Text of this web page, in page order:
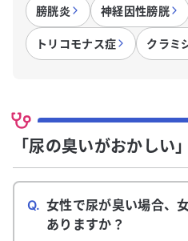
膀胱炎 神経因性膀胱
トリコモナス症 クラミ
「尿の臭いがおかしい
Q. 女性で尿が臭い場合、
ありますか？